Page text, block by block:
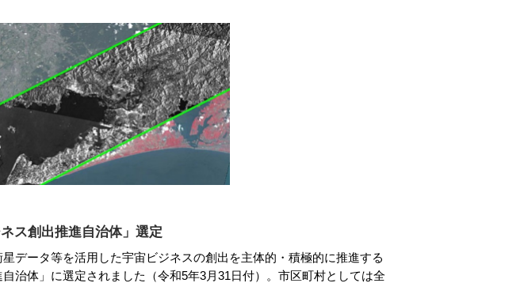
ス創出推進自治体」選定
データ等を活用した宇宙ビジネスの創出を主体的・積極的に推進する
治体」に選定されました（令和5年3月31日付）。市区町村としては全